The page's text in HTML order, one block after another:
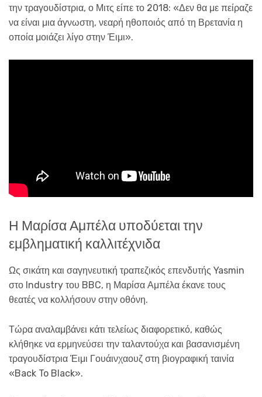
την τραγουδίστρια, ο Μιτς είπε το 2018: «Δεν θα με πείραζε
να είναι μια άγνωστη, νεαρή ηθοποιός από τη Βρετανία η
οποία μοιάζει λίγο στην Έιμι».
Η Μαρίσα Αμπέλα υποδύεται την
εμβληματική καλλιτέχνιδα
Ως σικάτη και σαγηνευτική τραπεζικός επενδυτής Yasmin
στο Industry του BBC, η Μαρίσα Αμπέλα έκανε τους
θεατές να κολλήσουν στην οθόνη.
Τώρα αναλαμβάνει κάτι τελείως διαφορετικό, καθώς
κλήθηκε να ερμηνεύσει την ταλαντούχα και βασανισμένη
τραγουδίστρια Έιμι Γουάινχαουζ στη βιογραφική ταινία
«Back To Black».